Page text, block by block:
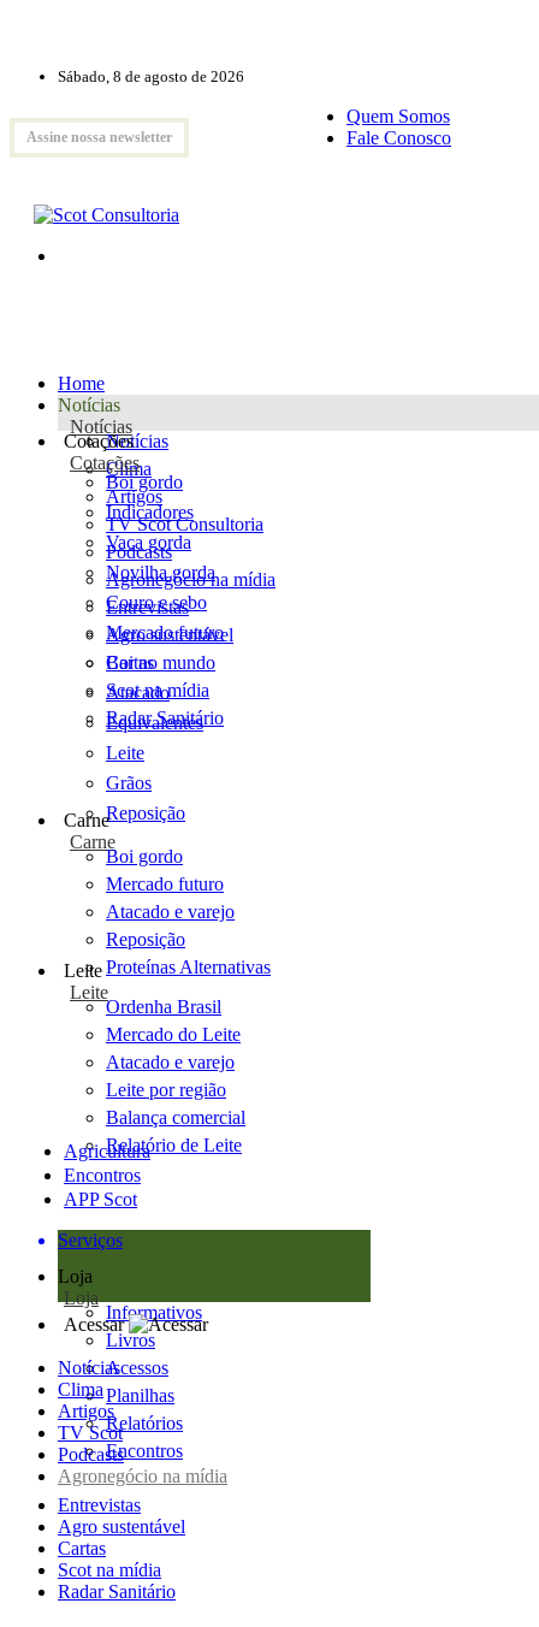
Sábado, 8 de agosto de 2026
Assine nossa newsletter
Quem Somos
Fale Conosco
Home
Notícias
Notícias
Notícias
Clima
Artigos
TV Scot Consultoria
Podcasts
Agronegócio na mídia
Entrevistas
Agro sustentável
Cartas
Scot na mídia
Radar Sanitário
Cotações
Cotações
Boi gordo
Indicadores
Vaca gorda
Novilha gorda
Couro e sebo
Mercado futuro
Boi no mundo
Atacado
Equivalentes
Leite
Grãos
Reposição
Carne
Carne
Boi gordo
Mercado futuro
Atacado e varejo
Reposição
Proteínas Alternativas
Leite
Leite
Ordenha Brasil
Mercado do Leite
Atacado e varejo
Leite por região
Balança comercial
Relatório de Leite
Agricultura
Encontros
APP Scot
Serviços
Loja
Loja
Informativos
Livros
Acessos
Planilhas
Relatórios
Encontros
Acessar
Notícias
Clima
Artigos
TV Scot
Podcasts
Agronegócio na mídia
Entrevistas
Agro sustentável
Cartas
Scot na mídia
Radar Sanitário